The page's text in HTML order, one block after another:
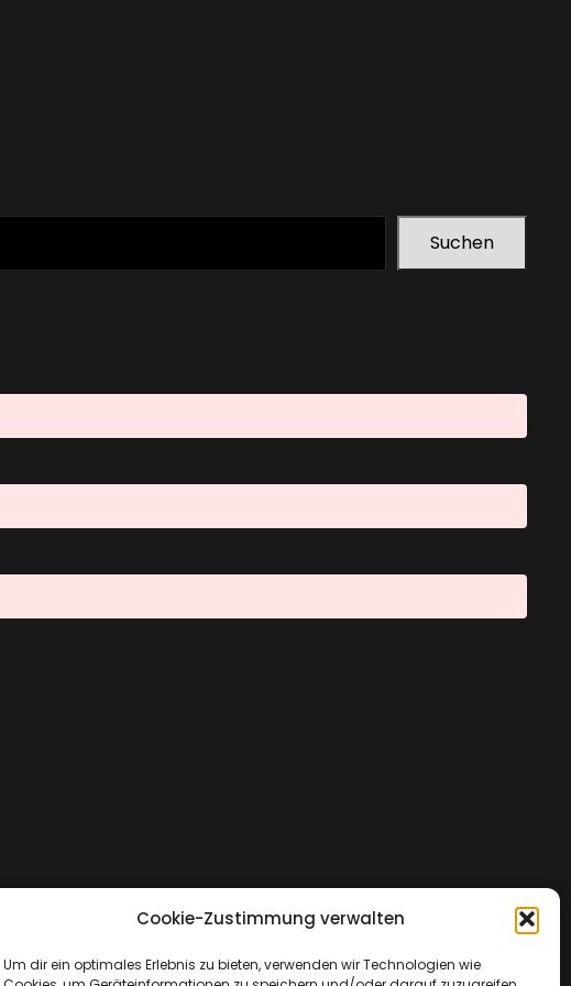
Cookie-Zustimmung verwalten
Um dir ein optimales Erlebnis zu bieten, verwenden wir Technologien wie
Suchen